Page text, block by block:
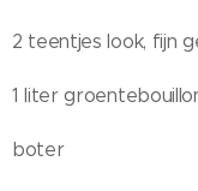
2 teentjes look, fijn
1 liter
boter